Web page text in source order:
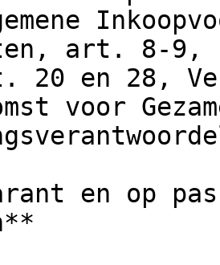
art. 8-9,
20 en 28,
voor
en op